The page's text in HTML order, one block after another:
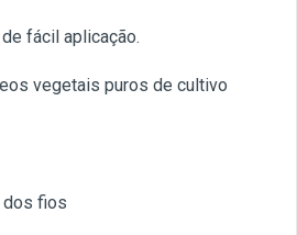
fácil aplicação.
vegetais puros de cultivo
dos fios